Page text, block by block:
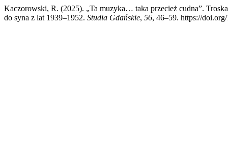
Kaczorowski, R. (2025). „Ta muzyka… taka przecież cudna”.
do syna z lat 1939–1952. Studia Gdańskie, 56, 46–59. https://